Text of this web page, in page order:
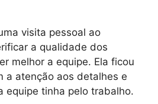
visita pessoal ao
a qualidade dos
melhor a equipe. Ela ficou
a atenção aos detalhes e
equipe tinha pelo trabalho.